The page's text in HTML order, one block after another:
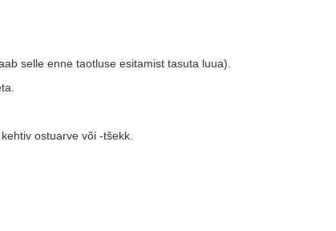
selle enne taotluse esitamist tasuta luua).
ostuarve või -tšekk.